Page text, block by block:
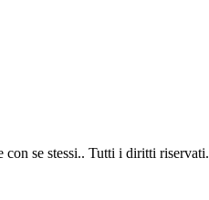
con se stessi.. Tutti i diritti riservati.